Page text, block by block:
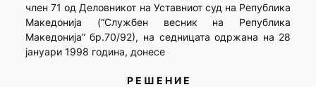
член 71 од Деловникот на Уставниот суд на Република
Македонија (“Службен весник на Република
Македонија” бр.70/92), на седницата одржана на 28
јануари 1998 година, донесе
Р Е Ш Е Н И Е